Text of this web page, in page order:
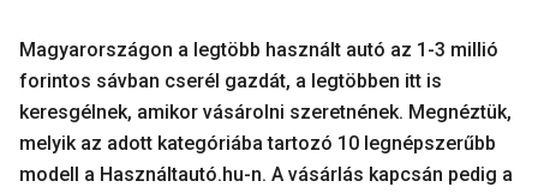
Magyarországon a legtöbb használt autó az 1-3 millió
forintos sávban cserél gazdát, a legtöbben itt is
keresgélnek, amikor vásárolni szeretnének. Megnéztük,
melyik az adott kategóriába tartozó 10 legnépszerűbb
modell a Használtautó.hu-n. A vásárlás kapcsán pedig a